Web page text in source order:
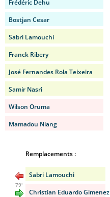
Frédéric Dehu
Bostjan Cesar
Sabri Lamouchi
Franck Ribery
José Fernandes Rola Teixeira
Samir Nasri
Wilson Oruma
Mamadou Niang
Remplacements :
Sabri Lamouchi
79'
Christian Eduardo Gimenez